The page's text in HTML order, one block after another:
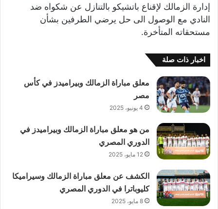
إدارة الزمالك لإقناع باتشيكو بالتنازل عن شكواه ضد
النادي مع الوصول الى حل يرضي الطرفين بشأن
مستحقاته المتأخرة.
اخبار ذات صلة
معلق مباراة الزمالك وبيراميدز في كأس
مصر
4 يونيو، 2025
من هو معلق مباراة الزمالك وبيراميدز في
الدوري المصري
12 مايو، 2025
الكشف عن معلق مباراة الزمالك وسيراميكا
كليوباترا في الدوري المصري
8 مايو، 2025